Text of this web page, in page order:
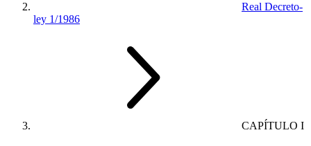
Real Decreto-
ley 1/1986
CAPÍTULO I